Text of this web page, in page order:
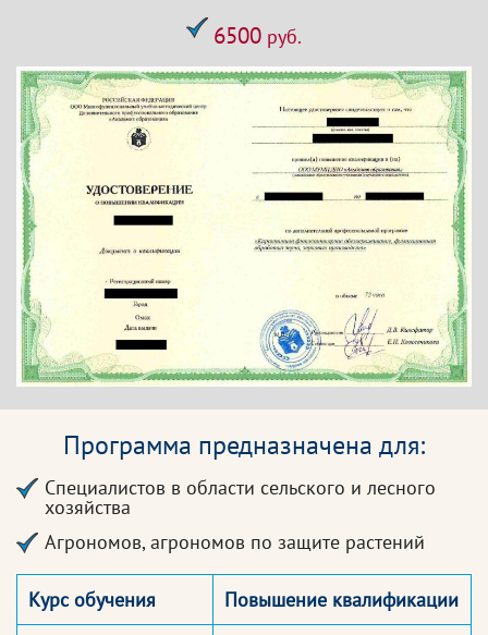
6500 руб.
Программа предназначена для:
Специалистов в области сельского и лесного
хозяйства
Агрономов, агрономов по защите растений
Курс обучения
Повышение квалификации